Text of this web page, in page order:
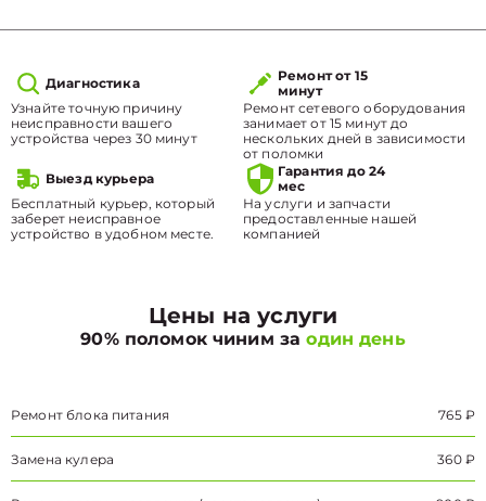
Диагностика
Узнайте точную причину
неисправности вашего
устройства через 30 минут
Ремонт от 15
минут
Ремонт сетевого оборудования
занимает от 15 минут до
нескольких дней в зависимости
от поломки
Выезд курьера
Бесплатный курьер, который
заберет неисправное
устройство в удобном месте.
Гарантия до 24
мес
На услуги и запчасти
предоставленные нашей
компанией
Цены на услуги
90% поломок чиним заодин день
Ремонт блока питания 765 ₽
Замена кулера 360 ₽